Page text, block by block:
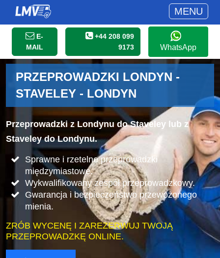
MENU
E-
MAIL
+44 208 099
9173
WhatsApp
PRZEPROWADZKI LONDYN -
STAVELEY - LONDYN
Przeprowadzki z Londynu do Staveley lub z
Staveley do Londynu.
Sprawne i rzetelne przeprowadzki
międzymiastowe.
Wykwalifikowany zespół przeprowadzkowy.
Gwarancja i bezpieczeństwo przewożonego
mienia.
ZRÓB WYCENĘ I ZAREZERWUJ TWOJĄ
PRZEPROWADZKĘ ONLINE.